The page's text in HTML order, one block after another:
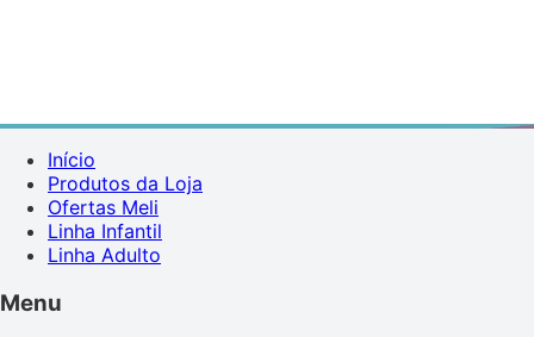
Início
Produtos da Loja
Ofertas Meli
Linha Infantil
Linha Adulto
Menu